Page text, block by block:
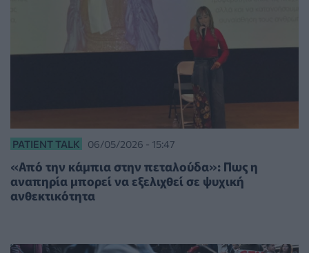
PATIENT TALK 06/05/2026 - 15:47
«Από την κάμπια στην πεταλούδα»: Πως η
αναπηρία μπορεί να εξελιχθεί σε ψυχική
ανθεκτικότητα